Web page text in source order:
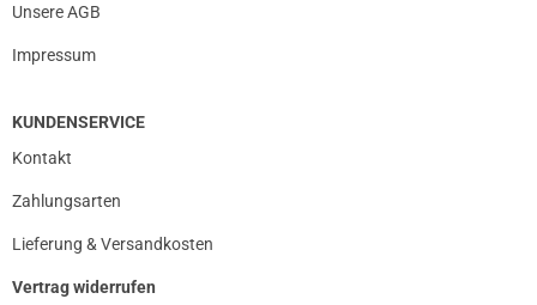
Unsere AGB
Impressum
KUNDENSERVICE
Kontakt
Zahlungsarten
Lieferung & Versandkosten
Vertrag widerrufen